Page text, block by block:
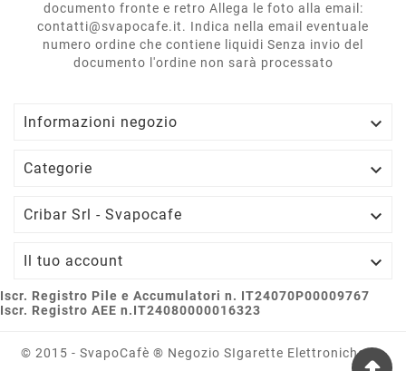
documento fronte e retro Allega le foto alla email:
contatti@svapocafe.it. Indica nella email eventuale
numero ordine che contiene liquidi Senza invio del
documento l'ordine non sarà processato
Informazioni negozio 
Categorie 
Cribar Srl - Svapocafe 
Il tuo account 
Iscr. Registro Pile e Accumulatori n. IT24070P00009767
Iscr. Registro AEE n.IT24080000016323
© 2015 - SvapoCafè ® Negozio SIgarette Elettroniche La